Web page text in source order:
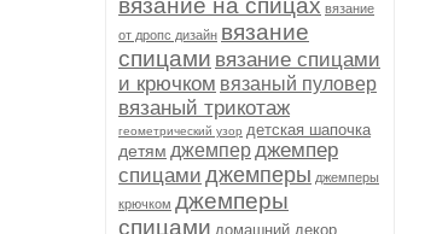
вязание на спицах вязание
от дропс дизайн вязание
спицами вязание спицами
и крючком вязаный пуловер
вязаный трикотаж
геометрический узор детская шапочка
детям джемперджемпер
спицами джемперы джемперы
крючком джемперы
спицами домашний декор